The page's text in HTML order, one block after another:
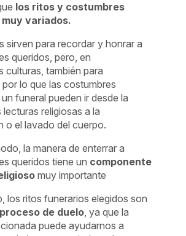
los ritos y costumbres
variados.
sirven para recordar y honrar a
queridos, pero, en
culturas, también para
lo que las costumbres
funeral pueden ir desde la
religiosas a la
o el lavado del cuerpo.
la manera de enterrar a
queridos tiene un componente
muy importante
los ritos funerarios elegidos son
de duelo , ya que la
puede ayudarnos a